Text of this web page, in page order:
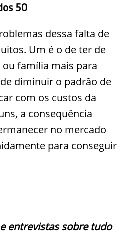
50
dessa falta de
Um é o de ter de
família mais para
diminuir o padrão de
com os custos da
a consequência
no mercado
para conseguir
entrevistas sobre tudo